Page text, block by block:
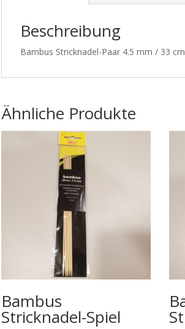
Beschreibung
Bambus Stricknadel-Paar 4.5 mm / 33 cm
Ähnliche Produkte
Bambus
Stricknadel-Spiel